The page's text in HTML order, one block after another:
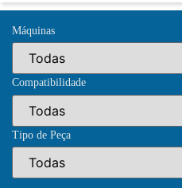
Máquinas
Compatibilidade
Tipo de Peça